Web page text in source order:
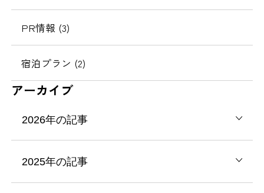
PR情報 (3)
宿泊プラン (2)
アーカイブ
2026年の記事
2025年の記事